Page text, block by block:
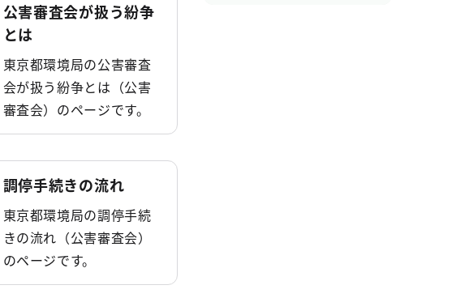
公害審査会が扱う紛争
とは
東京都環境局の公害審査
会が扱う紛争とは（公害
審査会）のページです。
調停手続きの流れ
東京都環境局の調停手続
きの流れ（公害審査会）
のページです。